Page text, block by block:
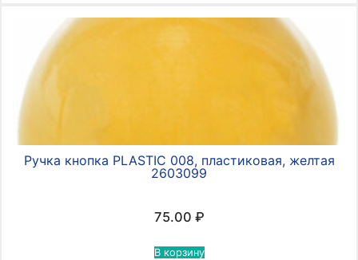
Ручка кнопка PLASTIC 008, пластиковая, желтая
2603099
75.00 ₽
В корзину